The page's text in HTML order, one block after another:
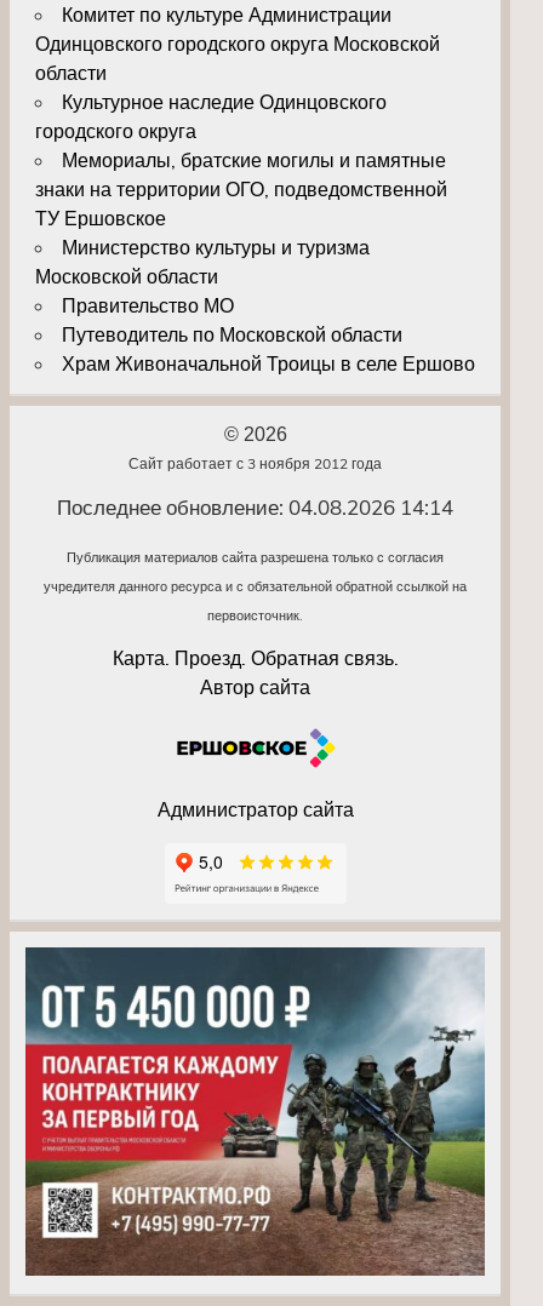
Комитет по культуре Администрации
Одинцовского городского округа Московской
области
Культурное наследие Одинцовского
городского округа
Мемориалы, братские могилы и памятные
знаки на территории ОГО, подведомственной
ТУ Ершовское
Министерство культуры и туризма
Московской области
Правительство МО
Путеводитель по Московской области
Храм Живоначальной Троицы в селе Ершово
© 2026
Сайт работает с 3 ноября 2012 года
Последнее обновление: 04.08.2026 14:14
Публикация материалов сайта разрешена только с согласия
учредителя данного ресурса и с обязательной обратной ссылкой на
первоисточник.
Карта. Проезд. Обратная связь.
Автор сайта
Администратор сайта